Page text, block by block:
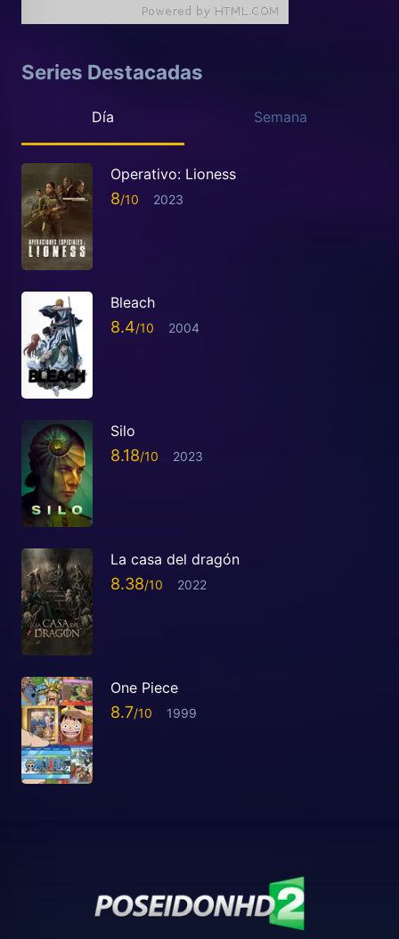
Series Destacadas
Día Semana
Operativo: Lioness
8 2023
Bleach
8.4 2004
Silo
8.18 2023
La casa del dragón
8.38 2022
One Piece
8.7 1999